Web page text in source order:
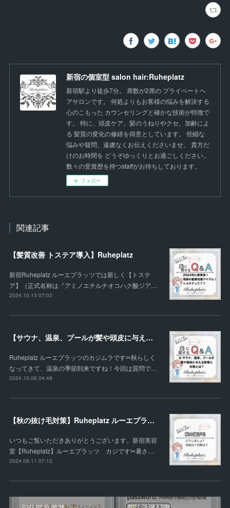
新宿の個室型 salon hair:Ruheplatz
新宿駅より徒歩7分。 席数が2席の プライベートヘ
アサロンです。 何処よりもお客様の悩みを解決する
心のこもった カウンセリングと確かな技術が特徴で
す。 特に、頭皮ケア、髪のうねりやクセ、加齢によ
る 髪質の変化の修繕を得意としています。 些細な
悩みや疑問、遠慮なくお伝えくださいませ。 貴方だ
けのお時間を どうぞゆっくりとお過ごしください。
数々の受賞歴を持つstaffがお待ちしております。
フォロー
関連記事
【髪質改善 トステア導入】Ruheplatz
新宿Ruheplatz ルーエプラッツでは新しく【トステ
ア】（正式名称は『アミノエチルチオコハク酸ジア…
2024.10.13 07:03
【サウナ、温泉、プールが髪や頭皮に与える影響と対策】|新宿Ruheplatz
Ruheplatz ルーエプラッツのカジムラです✂︎秋らしく
なってきて、温泉の季節到来ですね！今回は質問で…
2024.10.06 04:49
【秋の抜け毛対策】Ruheplatz ルーエプラッツ
いつもご覧いただきありがとうございます。新宿美容
室【Ruheplatz】ルーエプラッツ カジです✂︎暑さ…
2024.09.11 07:12